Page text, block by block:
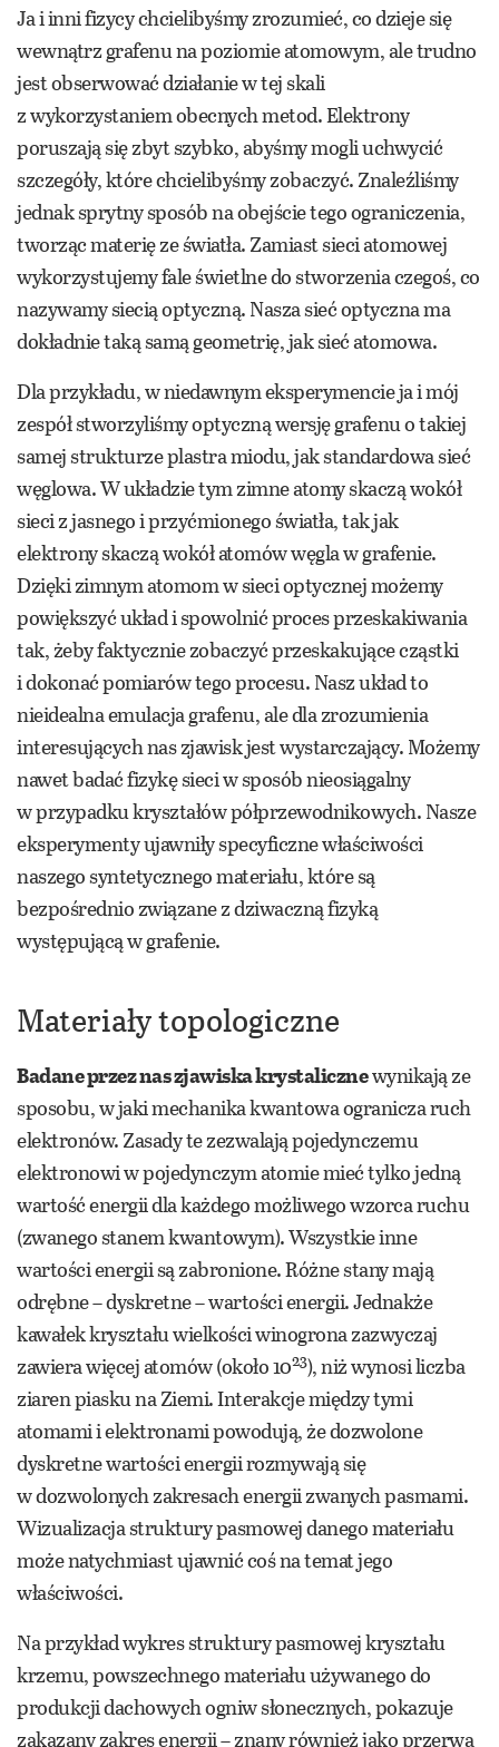
Ja i inni fizycy chcielibyśmy zrozumieć, co dzieje się
wewnątrz grafenu na poziomie atomowym, ale trudno
jest obserwować działanie w tej skali
z wykorzystaniem obecnych metod. Elektrony
poruszają się zbyt szybko, abyśmy mogli uchwycić
szczegóły, które chcielibyśmy zobaczyć. Znaleźliśmy
jednak sprytny sposób na obejście tego ograniczenia,
tworząc materię ze światła. Zamiast sieci atomowej
wykorzystujemy fale świetlne do stworzenia czegoś, co
nazywamy siecią optyczną. Nasza sieć optyczna ma
dokładnie taką samą geometrię, jak sieć atomowa.
Dla przykładu, w niedawnym eksperymencie ja i mój
zespół stworzyliśmy optyczną wersję grafenu o takiej
samej strukturze plastra miodu, jak standardowa sieć
węglowa. W układzie tym zimne atomy skaczą wokół
sieci z jasnego i przyćmionego światła, tak jak
elektrony skaczą wokół atomów węgla w grafenie.
Dzięki zimnym atomom w sieci optycznej możemy
powiększyć układ i spowolnić proces przeskakiwania
tak, żeby faktycznie zobaczyć przeskakujące cząstki
i dokonać pomiarów tego procesu. Nasz układ to
nieidealna emulacja grafenu, ale dla zrozumienia
interesujących nas zjawisk jest wystarczający. Możemy
nawet badać fizykę sieci w sposób nieosiągalny
w przypadku kryształów półprzewodnikowych. Nasze
eksperymenty ujawniły specyficzne właściwości
naszego syntetycznego materiału, które są
bezpośrednio związane z dziwaczną fizyką
występującą w grafenie.
Materiały topologiczne
Badane przez nas zjawiska krystalicznewynikają ze
sposobu, w jaki mechanika kwantowa ogranicza ruch
elektronów. Zasady te zezwalają pojedynczemu
elektronowi w pojedynczym atomie mieć tylko jedną
wartość energii dla każdego możliwego wzorca ruchu
(zwanego stanem kwantowym). Wszystkie inne
wartości energii są zabronione. Różne stany mają
odrębne – dyskretne – wartości energii. Jednakże
kawałek kryształu wielkości winogrona zazwyczaj
zawiera więcej atomów (około 1023), niż wynosi liczba
ziaren piasku na Ziemi. Interakcje między tymi
atomami i elektronami powodują, że dozwolone
dyskretne wartości energii rozmywają się
w dozwolonych zakresach energii zwanych pasmami.
Wizualizacja struktury pasmowej danego materiału
może natychmiast ujawnić coś na temat jego
właściwości.
Na przykład wykres struktury pasmowej kryształu
krzemu, powszechnego materiału używanego do
produkcji dachowych ogniw słonecznych, pokazuje
zakazany zakres energii – znany również jako przerwa